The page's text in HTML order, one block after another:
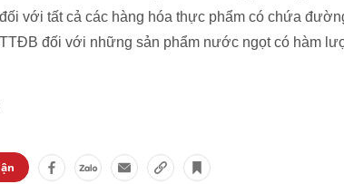
với tất cả các hàng hóa thực phẩm có chứa
đối với những sản phẩm nước ngọt có hàm